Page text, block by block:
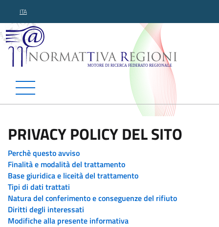
ITA
Normattiva Regioni -
PRIVACY POLICY DEL SITO
Perchè questo avviso
Finalità e modalità del trattamento
Base giuridica e liceità del trattamento
Tipi di dati trattati
Natura del conferimento e conseguenze del rifiuto
Diritti degli interessati
Modifiche alla presente informativa